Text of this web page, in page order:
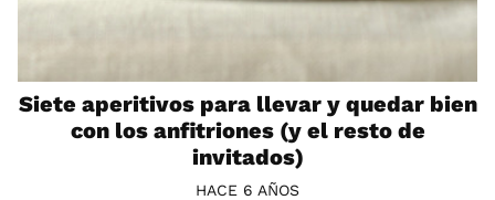
Siete aperitivos para llevar y quedar bien
con los anfitriones (y el resto de
invitados)
HACE 6 AÑOS